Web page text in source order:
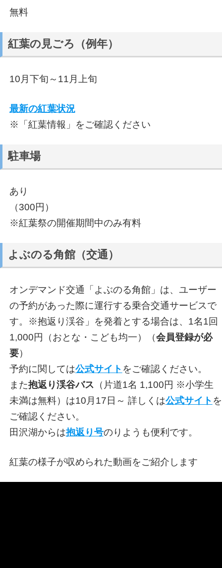
無料
紅葉の見ごろ（例年）
10月下旬～11月上旬
最新の紅葉状況
※「紅葉情報」をご確認ください
駐車場
あり
（300円）
※紅葉祭の開催期間中のみ有料
よぶのる角館（交通）
オンデマンド交通「よぶのる角館」は、ユーザー
の予約があった際に運行する乗合交通サービスで
す。※抱返り渓谷」を発着とする場合は、1名1回
1,000円（おとな・こども均一）（会員登録が必
要）
予約に関しては公式サイト をご確認ください。
また抱返り渓谷バス （片道1名 1,100円 ※小学生
未満は無料）は10月17日～ 詳しくは公式サイト を
ご確認ください。
田沢湖からは抱返り号のりようも便利です。
紅葉の様子が収められた動画をご紹介します